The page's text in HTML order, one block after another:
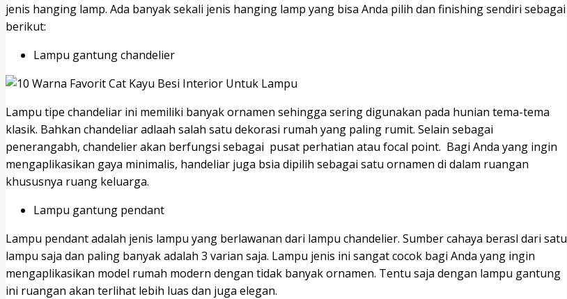
jenis hanging lamp. Ada banyak sekali jenis hanging lamp yang bisa Anda pilih dan finishing sendiri sebagai
berikut:
Lampu gantung chandelier
Lampu tipe chandeliar ini memiliki banyak ornamen sehingga sering digunakan pada hunian tema-tema
klasik. Bahkan chandeliar adlaah salah satu dekorasi rumah yang paling rumit. Selain sebagai
penerangabh, chandelier akan berfungsi sebagai pusat perhatian atau focal point. Bagi Anda yang ingin
mengaplikasikan gaya minimalis, handeliar juga bsia dipilih sebagai satu ornamen di dalam ruangan
khususnya ruang keluarga.
Lampu gantung pendant
Lampu pendant adalah jenis lampu yang berlawanan dari lampu chandelier. Sumber cahaya berasl dari satu
lampu saja dan paling banyak adalah 3 varian saja. Lampu jenis ini sangat cocok bagi Anda yang ingin
mengaplikasikan model rumah modern dengan tidak banyak ornamen. Tentu saja dengan lampu gantung
ini ruangan akan terlihat lebih luas dan juga elegan.